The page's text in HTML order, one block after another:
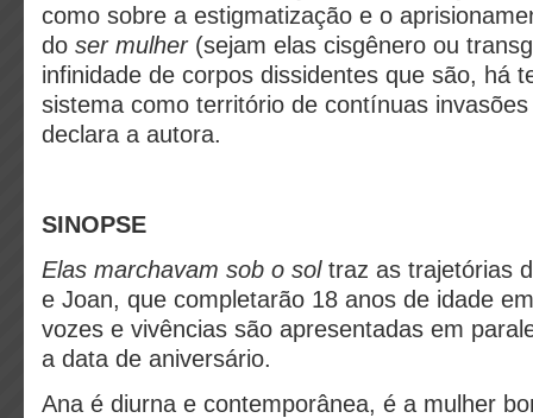
como sobre a estigmatização e o
do ser mulher(sejam elas cisgênero ou
infinidade de corpos dissidentes que são, há
sistema como território de contínuas
declara a autora.
SINOPSE
Elas marchavam sob o soltraz as trajetórias
e Joan, que completarão 18 anos de idade
vozes e vivências são apresentadas em
a data de aniversário.
Ana é diurna e contemporânea, é a mulher